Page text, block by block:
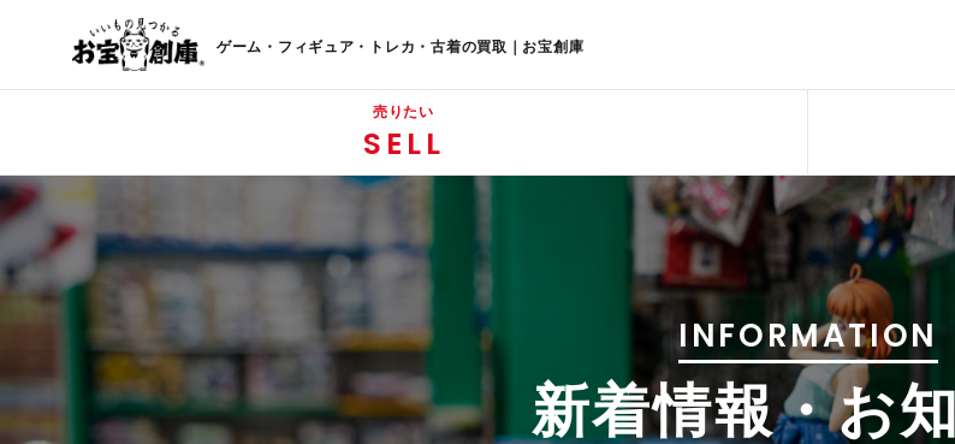
ゲーム・フィギュア・トレカ・古着の買取｜お宝創庫
売りたい
SELL
INFORMATION
新着情報・お